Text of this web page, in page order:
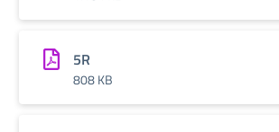
5R
808 KB